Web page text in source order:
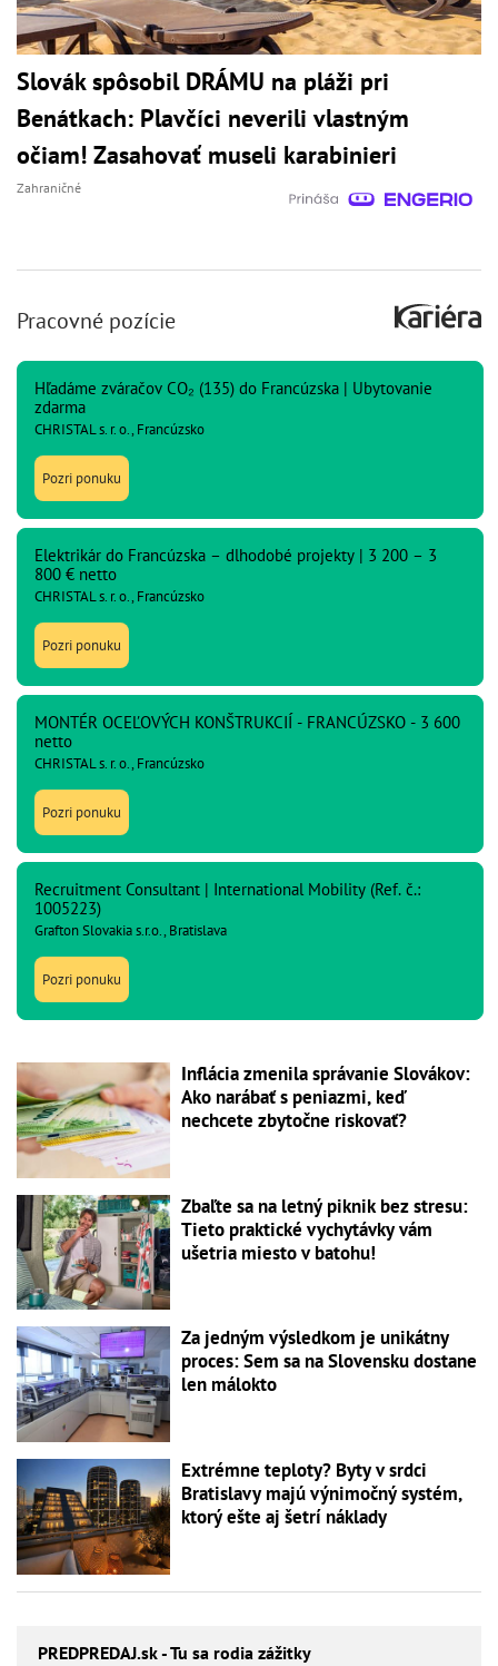
Slovák spôsobil DRÁMU na pláži pri
Benátkach: Plavčíci neverili vlastným
očiam! Zasahovať museli karabinieri
Zahraničné
Pracovné pozície
Hľadáme zváračov CO₂ (135) do Francúzska | Ubytovanie
zdarma
CHRISTAL s. r. o., Francúzsko
Pozri ponuku
Elektrikár do Francúzska – dlhodobé projekty | 3 200 – 3
800 € netto
CHRISTAL s. r. o., Francúzsko
Pozri ponuku
MONTÉR OCEĽOVÝCH KONŠTRUKCIÍ - FRANCÚZSKO - 3 600
netto
CHRISTAL s. r. o., Francúzsko
Pozri ponuku
Recruitment Consultant | International Mobility (Ref. č.:
1005223)
Grafton Slovakia s.r.o., Bratislava
Pozri ponuku
Inflácia zmenila správanie Slovákov:
Ako narábať s peniazmi, keď
nechcete zbytočne riskovať?
Zbaľte sa na letný piknik bez stresu:
Tieto praktické vychytávky vám
ušetria miesto v batohu!
Za jedným výsledkom je unikátny
proces: Sem sa na Slovensku dostane
len málokto
Extrémne teploty? Byty v srdci
Bratislavy majú výnimočný systém,
ktorý ešte aj šetrí náklady
PREDPREDAJ.sk - Tu sa rodia zážitky